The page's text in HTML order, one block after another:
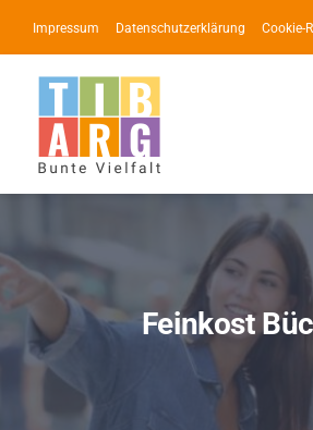
Inhalt
springen
Impressum Datenschutzerklärung Cookie-
Service
News
Feinkost